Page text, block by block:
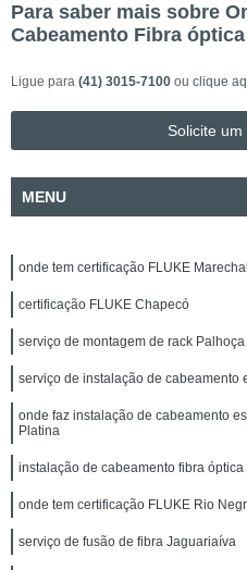
Para saber mais sobre
Cabeamento Fibra
Ligue para (41) 3015-7100 ou clique
Solicite
MENU
onde tem certificação FLUKE
certificação FLUKE Chapecó
serviço de montagem de rack Palhoça
serviço de instalação de cabeamento
onde faz instalação de cabeamento
Platina
instalação de cabeamento fibra
onde tem certificação FLUKE Rio
serviço de fusão de fibra Jaguariaíva